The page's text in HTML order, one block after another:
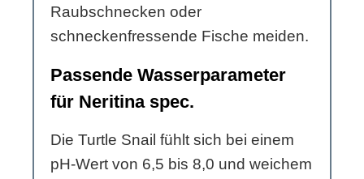
Raubschnecken oder
schneckenfressende Fische meiden.
Passende Wasserparameter
für Neritina spec.
Die Turtle Snail fühlt sich bei einem
pH-Wert von 6,5 bis 8,0 und weichem